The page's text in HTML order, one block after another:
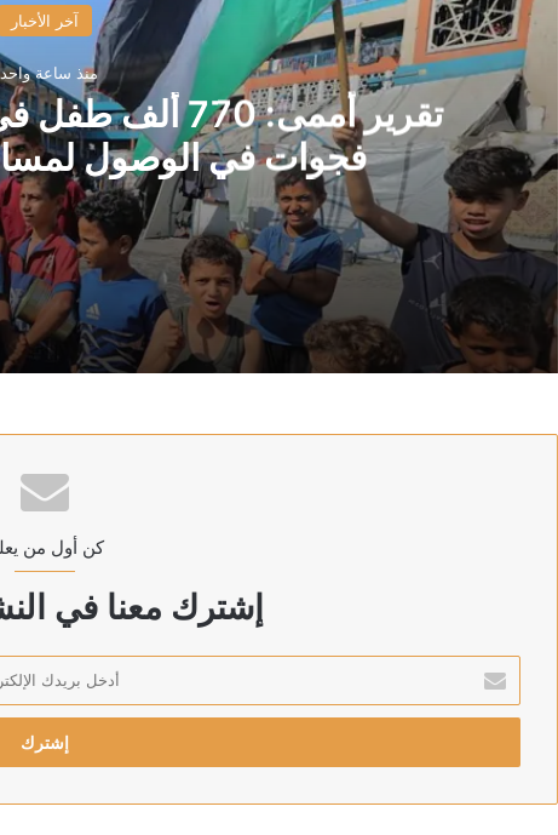
آخر الأخبار
منذ ساعة
تقرير أممى:
فجوات في الوصول
منذ ساعة واحدة
تقرير أممى: 770 ألف طفل في سن التعليم بغزة وسط فجوات في الوصول لمساحات التعلم المؤقتة
توغلات وقصف وتفجيرات إسرائيلية تستهدف بلدات جنوب
سموتريتش: فكرت بالاستقالة بعد 7 أكتوبر لكنني لم أجد سببا يبرر ذلك
كن أول من
إشترك معنا في
بريدك
الإلكتروني